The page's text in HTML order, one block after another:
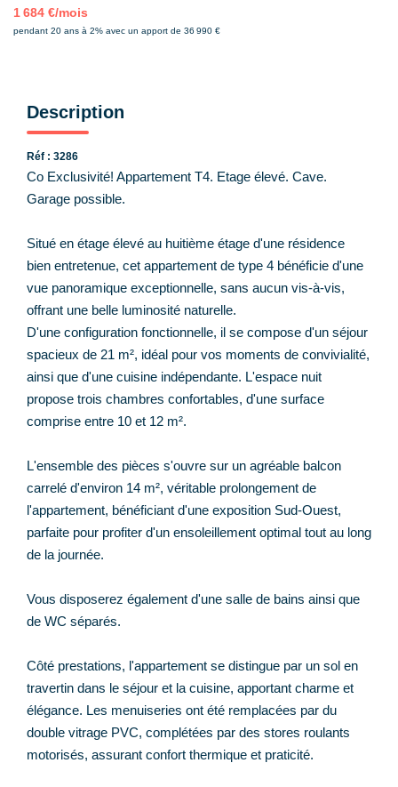
1 684 €/mois
pendant 20 ans à 2% avec un apport de 36 990 €
Description
Réf : 3286
Co Exclusivité! Appartement T4. Etage élevé. Cave.
Garage possible.
Situé en étage élevé au huitième étage d'une résidence
bien entretenue, cet appartement de type 4 bénéficie d'une
vue panoramique exceptionnelle, sans aucun vis-à-vis,
offrant une belle luminosité naturelle.
D'une configuration fonctionnelle, il se compose d'un séjour
spacieux de 21 m², idéal pour vos moments de convivialité,
ainsi que d'une cuisine indépendante. L'espace nuit
propose trois chambres confortables, d'une surface
comprise entre 10 et 12 m².
L'ensemble des pièces s'ouvre sur un agréable balcon
carrelé d'environ 14 m², véritable prolongement de
l'appartement, bénéficiant d'une exposition Sud-Ouest,
parfaite pour profiter d'un ensoleillement optimal tout au long
de la journée.
Vous disposerez également d'une salle de bains ainsi que
de WC séparés.
Côté prestations, l'appartement se distingue par un sol en
travertin dans le séjour et la cuisine, apportant charme et
élégance. Les menuiseries ont été remplacées par du
double vitrage PVC, complétées par des stores roulants
motorisés, assurant confort thermique et praticité.